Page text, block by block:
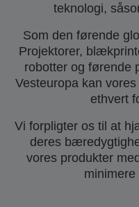
teknologi,
Som den førende
Projektorer,
robotter og førende
Vesteuropa kan
ethvert
Vi forpligter os til at
deres
vores produkter